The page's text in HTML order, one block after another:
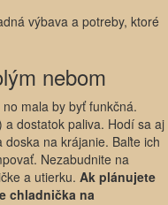
nebom
mala by byť funkčná.
dostatok paliva. Hodí sa aj
na krájanie. Baľte ich
Nezabudnite na
a utierku. Ak plánujete
chladnička na